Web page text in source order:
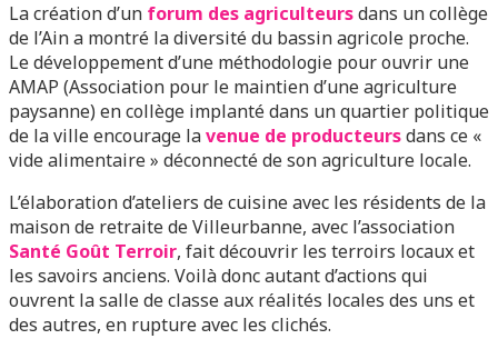
La création d’un forum des agriculteursdans un collège
de l’Ain a montré la diversité du bassin agricole proche.
Le développement d’une méthodologie pour ouvrir une
AMAP (Association pour le maintien d’une agriculture
paysanne) en collège implanté dans un quartier politique
de la ville encourage lavenue de producteursdans ce «
vide alimentaire » déconnecté de son agriculture locale.
L’élaboration d’ateliers de cuisine avec les résidents de la
maison de retraite de Villeurbanne, avec l’association
Santé Goût Terroir, fait découvrir les terroirs locaux et
les savoirs anciens. Voilà donc autant d’actions qui
ouvrent la salle de classe aux réalités locales des uns et
des autres, en rupture avec les clichés.